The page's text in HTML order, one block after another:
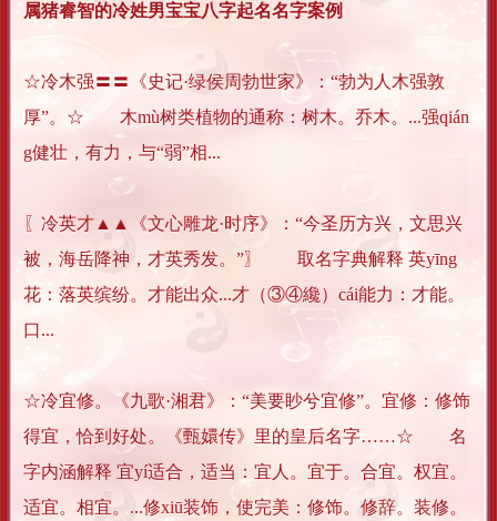
属猪睿智的冷姓男宝宝八字起名名字案例
☆冷木强〓〓《史记·绿侯周勃世家》：“勃为人木强敦
厚”。☆ 木mù树类植物的通称：树木。乔木。...强qián
g健壮，有力，与“弱”相...
〖冷英才▲▲《文心雕龙·时序》：“今圣历方兴，文思兴
被，海岳降神，才英秀发。”〗 取名字典解释 英yīng
花：落英缤纷。才能出众...才（③④纔）cái能力：才能。
口...
☆冷宜修。《九歌·湘君》：“美要眇兮宜修”。宜修：修饰
得宜，恰到好处。《甄嬛传》里的皇后名字……☆ 名
字内涵解释 宜yí适合，适当：宜人。宜于。合宜。权宜。
适宜。相宜。...修xiū装饰，使完美：修饰。修辞。装修。